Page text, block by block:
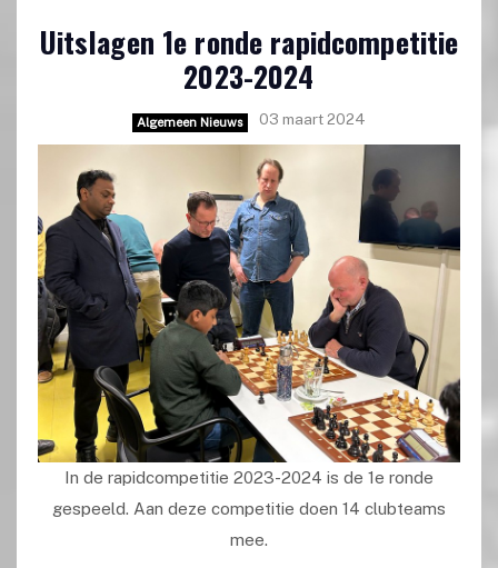
Uitslagen 1e ronde rapidcompetitie
2023-2024
Algemeen Nieuws 03 maart 2024
In de rapidcompetitie 2023-2024 is de 1e ronde
gespeeld. Aan deze competitie doen 14 clubteams
mee.